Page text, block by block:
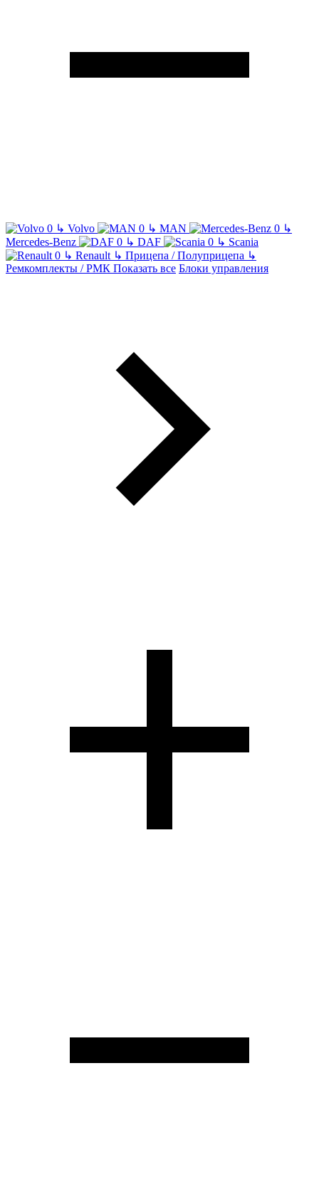
↳ Volvo ↳ MAN
↳
Mercedes-Benz
↳ DAF ↳ Scania
↳ Renault ↳ Прицепа / Полуприцепа ↳
Ремкомплекты / РМК Показать все Блоки управления